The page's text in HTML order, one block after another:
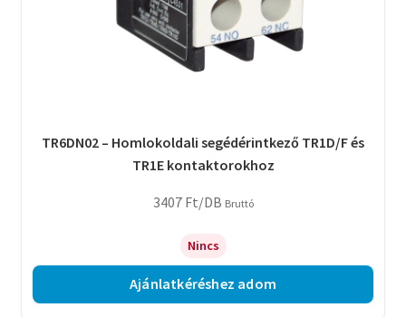
TR6DN02 – Homlokoldali segédérintkező TR1D/F és
TR1E kontaktorokhoz
3407 Ft/DB Bruttó
Nincs
Ajánlatkéréshez adom